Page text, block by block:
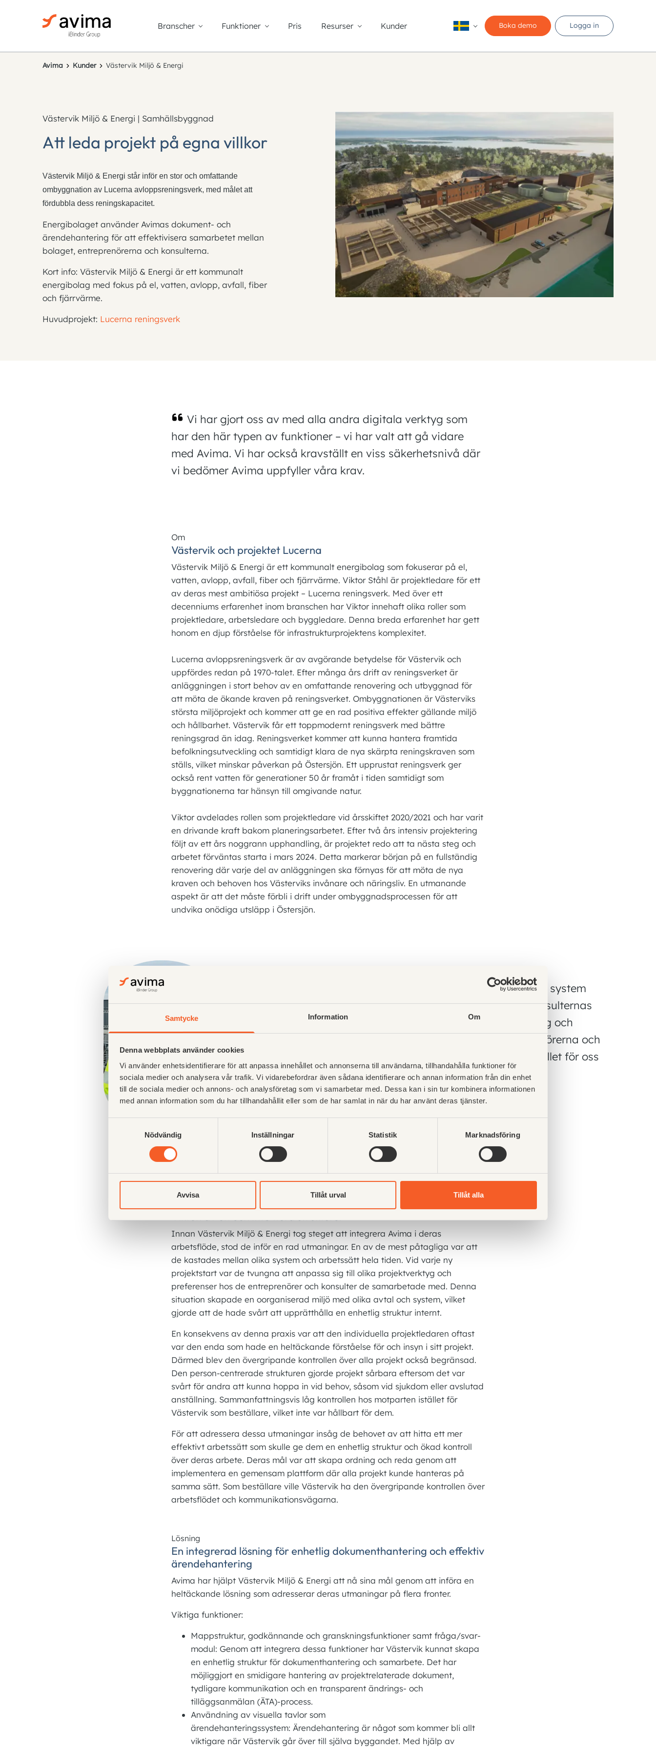
Samtycke Information Om
Denna webbplats använder cookies
Vi använder enhetsidentifierare för att anpassa innehållet och annonserna till användarna, tillhandahålla funktioner för
sociala medier och analysera vår trafik. Vi vidarebefordrar även sådana identifierare och annan information från din enhet
till de sociala medier och annons- och analysföretag som vi samarbetar med. Dessa kan i sin tur kombinera informationen
med annan information som du har tillhandahållit eller som de har samlat in när du har använt deras tjänster.
Nödvändig
Inställningar Statistik Marknadsföring
Avvisa Tillåt urval Tillåt alla
Branscher Funktioner Pris Resurser Kunder Boka demo Logga in
Avima Kunder Västervik Miljö & Energi
Västervik Miljö & Energi | Samhällsbyggnad
Att leda projekt på egna villkor
Västervik Miljö & Energi står inför en stor och omfattande
ombyggnation av Lucerna avloppsreningsverk, med målet att
fördubbla dess reningskapacitet.
Energibolaget använder Avimas dokument- och
ärendehantering för att effektivisera samarbetet mellan
bolaget, entreprenörerna och konsulterna.
Kort info: Västervik Miljö & Energi är ett kommunalt
energibolag med fokus på el, vatten, avlopp, avfall, fiber
och fjärrvärme.
Huvudprojekt: Lucerna reningsverk
Vi har gjort oss av med alla andra digitala verktyg som
har den här typen av funktioner – vi har valt att gå vidare
med Avima. Vi har också kravställt en viss säkerhetsnivå där
vi bedömer Avima uppfyller våra krav.
Om
Västervik och projektet Lucerna
Västervik Miljö & Energi är ett kommunalt energibolag som fokuserar på el,
vatten, avlopp, avfall, fiber och fjärrvärme. Viktor Ståhl är projektledare för ett
av deras mest ambitiösa projekt – Lucerna reningsverk. Med över ett
decenniums erfarenhet inom branschen har Viktor innehaft olika roller som
projektledare, arbetsledare och byggledare. Denna breda erfarenhet har gett
honom en djup förståelse för infrastrukturprojektens komplexitet.
Lucerna avloppsreningsverk är av avgörande betydelse för Västervik och
uppfördes redan på 1970-talet. Efter många års drift av reningsverket är
anläggningen i stort behov av en omfattande renovering och utbyggnad för
att möta de ökande kraven på reningsverket. Ombyggnationen är Västerviks
största miljöprojekt och kommer att ge en rad positiva effekter gällande miljö
och hållbarhet. Västervik får ett toppmodernt reningsverk med bättre
reningsgrad än idag. Reningsverket kommer att kunna hantera framtida
befolkningsutveckling och samtidigt klara de nya skärpta reningskraven som
ställs, vilket minskar påverkan på Östersjön. Ett upprustat reningsverk ger
också rent vatten för generationer 50 år framåt i tiden samtidigt som
byggnationerna tar hänsyn till omgivande natur.
Viktor avdelades rollen som projektledare vid årsskiftet 2020/2021 och har varit
en drivande kraft bakom planeringsarbetet. Efter två års intensiv projektering
följt av ett års noggrann upphandling, är projektet redo att ta nästa steg och
arbetet förväntas starta i mars 2024. Detta markerar början på en fullständig
renovering där varje del av anläggningen ska förnyas för att möta de nya
kraven och behoven hos Västerviks invånare och näringsliv. En utmanande
aspekt är att det måste förbli i drift under ombyggnadsprocessen för att
undvika onödiga utsläpp i Östersjön.
Före Avima jobbade vi i olika system
enligt entreprenörernas och konsulternas
önskemål. Det ledde till förvirring och
bristande kontroll där entreprenörerna och
konsulterna hade kontrollen istället för oss
som beställare.
Viktor Ståhl,
Projektledare, Västervik Miljö & Energi
Vikten av en och inte flera strukturer
Innan Västervik Miljö & Energi tog steget att integrera Avima i deras
arbetsflöde, stod de inför en rad utmaningar. En av de mest påtagliga var att
de kastades mellan olika system och arbetssätt hela tiden. Vid varje ny
projektstart var de tvungna att anpassa sig till olika projektverktyg och
preferenser hos de entreprenörer och konsulter de samarbetade med. Denna
situation skapade en oorganiserad miljö med olika avtal och system, vilket
gjorde att de hade svårt att upprätthålla en enhetlig struktur internt.
En konsekvens av denna praxis var att den individuella projektledaren oftast
var den enda som hade en heltäckande förståelse för och insyn i sitt projekt.
Därmed blev den övergripande kontrollen över alla projekt också begränsad.
Den person-centrerade strukturen gjorde projekt sårbara eftersom det var
svårt för andra att kunna hoppa in vid behov, såsom vid sjukdom eller avslutad
anställning. Sammanfattningsvis låg kontrollen hos motparten istället för
Västervik som beställare, vilket inte var hållbart för dem.
För att adressera dessa utmaningar insåg de behovet av att hitta ett mer
effektivt arbetssätt som skulle ge dem en enhetlig struktur och ökad kontroll
över deras arbete. Deras mål var att skapa ordning och reda genom att
implementera en gemensam plattform där alla projekt kunde hanteras på
samma sätt. Som beställare ville Västervik ha den övergripande kontrollen över
arbetsflödet och kommunikationsvägarna.
Lösning
En integrerad lösning för enhetlig dokumenthantering och effektiv
ärendehantering
Avima har hjälpt Västervik Miljö & Energi att nå sina mål genom att införa en
heltäckande lösning som adresserar deras utmaningar på flera fronter.
Viktiga funktioner:
Mappstruktur, godkännande och granskningsfunktioner samt fråga/svar-
modul: Genom att integrera dessa funktioner har Västervik kunnat skapa
en enhetlig struktur för dokumenthantering och samarbete. Det har
möjliggjort en smidigare hantering av projektrelaterade dokument,
tydligare kommunikation och en transparent ändrings- och
tilläggsanmälan (ÄTA)-process.
Användning av visuella tavlor som
ärendehanteringssystem: Ärendehantering är något som kommer bli allt
viktigare när Västervik går över till själva byggandet. Med hjälp av